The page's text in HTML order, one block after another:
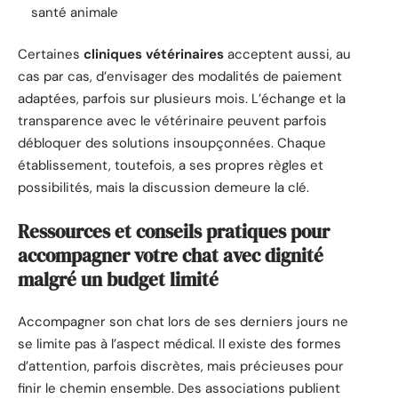
santé animale
Certaines cliniques vétérinaires acceptent aussi, au
cas par cas, d’envisager des modalités de paiement
adaptées, parfois sur plusieurs mois. L’échange et la
transparence avec le vétérinaire peuvent parfois
débloquer des solutions insoupçonnées. Chaque
établissement, toutefois, a ses propres règles et
possibilités, mais la discussion demeure la clé.
Ressources et conseils pratiques pour
accompagner votre chat avec dignité
malgré un budget limité
Accompagner son chat lors de ses derniers jours ne
se limite pas à l’aspect médical. Il existe des formes
d’attention, parfois discrètes, mais précieuses pour
finir le chemin ensemble. Des associations publient